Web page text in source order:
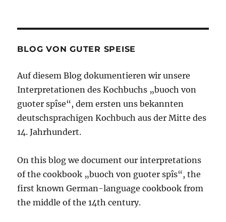
BLOG VON GUTER SPEISE
Auf diesem Blog dokumentieren wir unsere
Interpretationen des Kochbuchs „buoch von
guoter spîse“, dem ersten uns bekannten
deutschsprachigen Kochbuch aus der Mitte des
14. Jahrhundert.
On this blog we document our interpretations
of the cookbook „buoch von guoter spîs“, the
first known German-language cookbook from
the middle of the 14th century.